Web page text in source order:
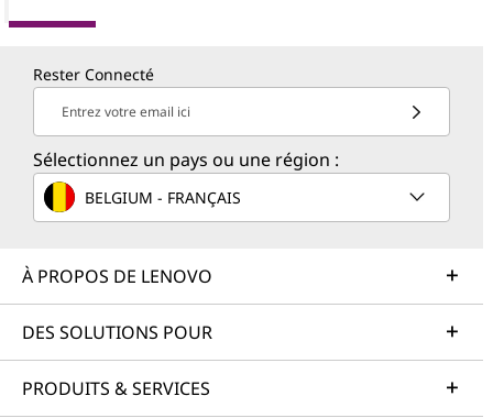
Rester Connecté
Entrez votre email ici
Sélectionnez un pays ou une région :
BELGIUM - FRANÇAIS
À PROPOS DE LENOVO
DES SOLUTIONS POUR
PRODUITS & SERVICES